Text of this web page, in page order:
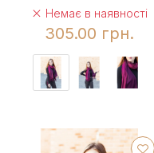
Немає в наявності
305.00 грн.